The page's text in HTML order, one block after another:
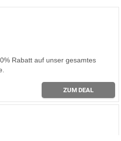
Rabatt auf unser gesamtes
ZUM DEAL